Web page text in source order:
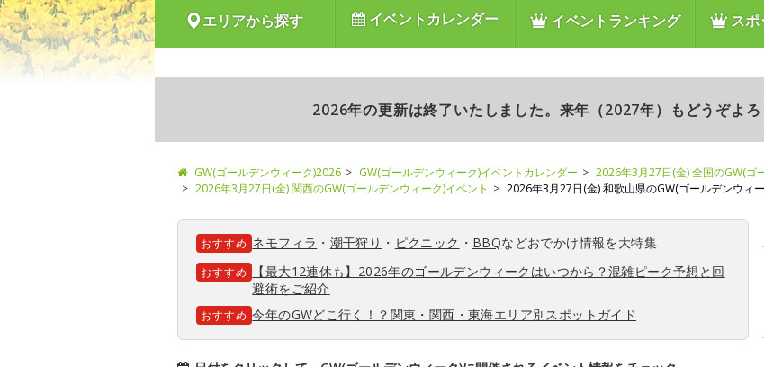
エリアから探す イベントカレンダー イベントランキング スポ
2026年の更新は終了いたしました。来年（2027年）もどうぞよろ
GW(ゴールデンウィーク)2026 GW(ゴールデンウィーク)イベントカレンダー
2026年3月27日(金) 全国のGW(ゴ
2026年3月27日(金) 関西のGW(ゴールデンウィーク)イベント
2026年3月27日(金) 和歌山県のGW(ゴールデンウィ
おすすめ ネモフィラ ・ 潮干狩り ・ ピクニック ・ BBQなどおでかけ情報を大特集
おすすめ
【最大12連休も】2026年のゴールデンウィークはいつから？混雑ピーク予想と回
避術をご紹介
おすすめ 今年のGWどこ行く！？関東・関西・東海エリア別スポットガイド